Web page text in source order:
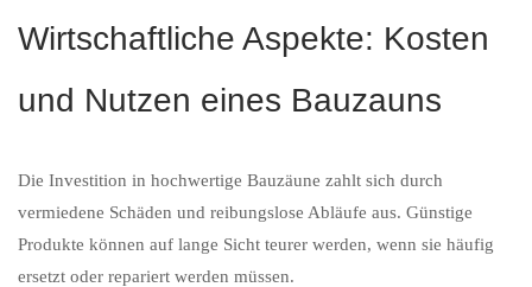
Wirtschaftliche Aspekte: Kosten
und Nutzen eines Bauzauns
Die Investition in hochwertige Bauzäune zahlt sich durch
vermiedene Schäden und reibungslose Abläufe aus. Günstige
Produkte können auf lange Sicht teurer werden, wenn sie häufig
ersetzt oder repariert werden müssen.